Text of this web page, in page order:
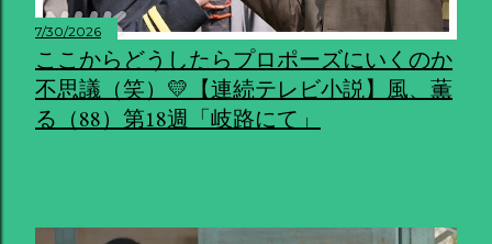
7/30/2026
ここからどうしたらプロポーズにいくのか
不思議（笑）💛【連続テレビ小説】風、薫
る（88）第18週「岐路にて」